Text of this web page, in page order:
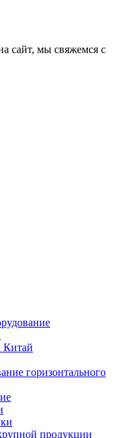
сайт, мы свяжемся с
Китай
горизонтального
продукции